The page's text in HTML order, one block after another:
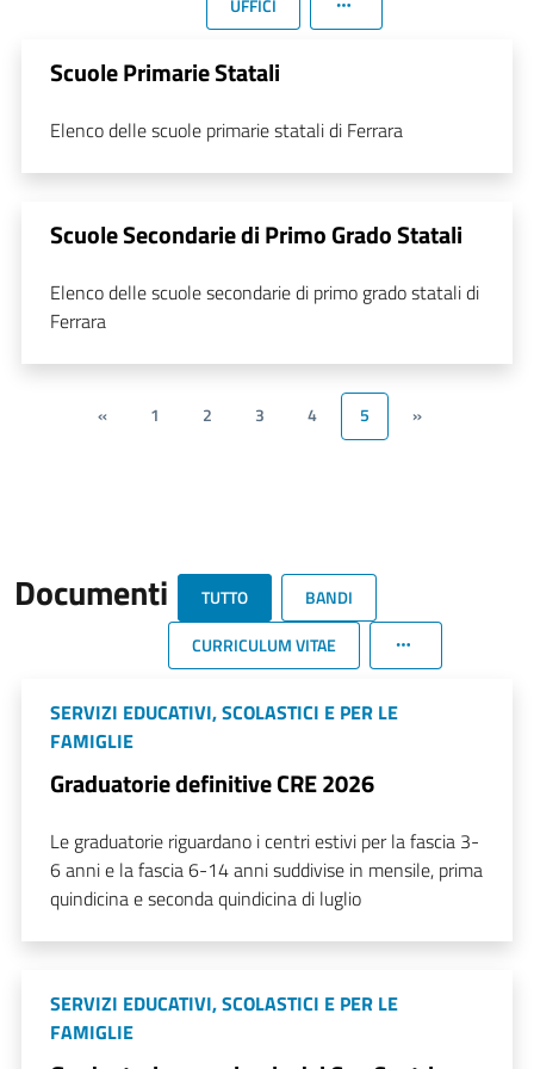
Scuole Primarie Statali
Elenco delle scuole primarie statali di Ferrara
Scuole Secondarie di Primo Grado Statali
Elenco delle scuole secondarie di primo grado statali di
Ferrara
« 1 2 3 4 5 »
Documenti TUTTO
BANDI
CURRICULUM VITAE
SERVIZI EDUCATIVI, SCOLASTICI E PER LE
FAMIGLIE
Graduatorie definitive CRE 2026
Le graduatorie riguardano i centri estivi per la fascia 3-
6 anni e la fascia 6-14 anni suddivise in mensile, prima
quindicina e seconda quindicina di luglio
SERVIZI EDUCATIVI, SCOLASTICI E PER LE
FAMIGLIE